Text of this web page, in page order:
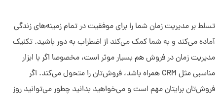
تسلط بر مدیریت زمان شما را برای موفقیت در تمام زمینه‌های زندگی
آماده می‌کند و به شما کمک می‌کند از اضطراب به دور باشید. تکنیک
مدیریت زمان در فروش هم بسیار موثر است، مخصوصا اگر با ابزار
مناسبی مثل CRM همراه باشد، فروش‌تان را متحول می‌کند. اگر
فروش‌تان برایتان مهم است و می‌خواهید بدانید چطور می‌توانید روز